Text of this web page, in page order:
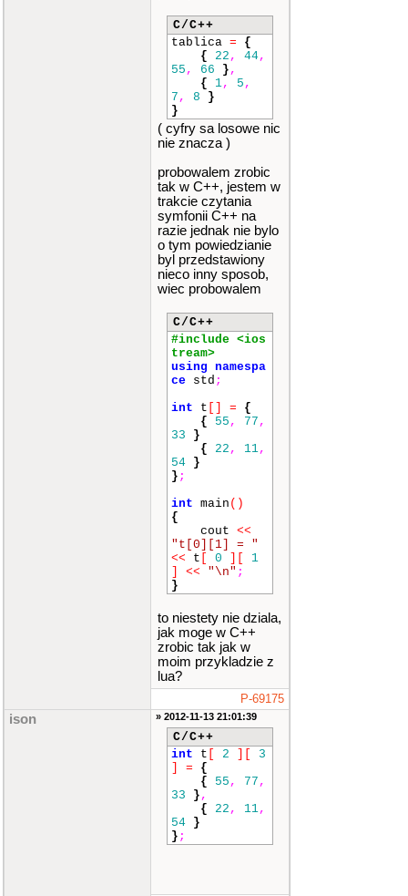
C/C++
tablica =
{
{
22 , 44,
55 , 66 } ,
{
1, 5 ,
7 , 8
}
}
( cyfry sa losowe nic
nie znacza )
probowalem zrobic
tak w C++, jestem w
trakcie czytania
symfonii C++ na
razie jednak nie bylo
o tym powiedzianie
byl przedstawiony
nieco inny sposob,
wiec probowalem
C/C++
#include <ios
tream>
using namespa
ce std ;
int t =
{
{
55 , 77 ,
33
}
{
22 , 11,
54 }
} ;
int main ()
{
cout <<
"t[0][1] = "
<< t 0
1
<< "\n" ;
}
to niestety nie dziala,
jak moge w C++
zrobic tak jak w
moim przykladzie z
lua?
P-69175
ison » 2012-11-13 21:01:39
C/C++
int t 2
3
=
{
{
55 , 77 ,
33
} ,
{
22 , 11,
54 }
} ;